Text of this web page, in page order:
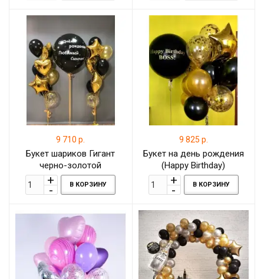
9 710 р.
Букет шариков Гигант
черно-золотой
В КОРЗИНУ
9 825 р.
Букет на день рождения
(Happy Birthday)
В КОРЗИНУ